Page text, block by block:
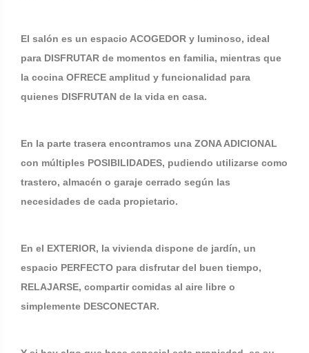
El salón es un espacio ACOGEDOR y luminoso, ideal
para DISFRUTAR de momentos en familia, mientras que
la cocina OFRECE amplitud y funcionalidad para
quienes DISFRUTAN de la vida en casa.
En la parte trasera encontramos una ZONA ADICIONAL
con múltiples POSIBILIDADES, pudiendo utilizarse como
trastero, almacén o garaje cerrado según las
necesidades de cada propietario.
En el EXTERIOR, la vivienda dispone de jardín, un
espacio PERFECTO para disfrutar del buen tiempo,
RELAJARSE, compartir comidas al aire libre o
simplemente DESCONECTAR.